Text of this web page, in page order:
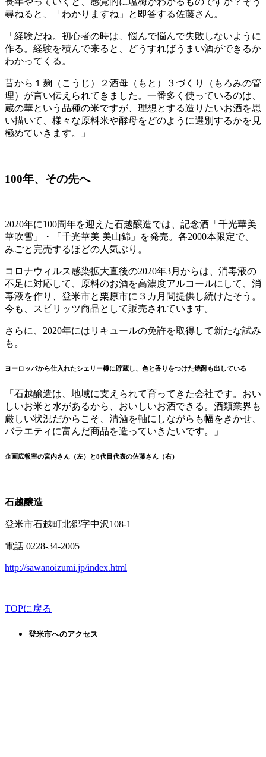
尋ねると、「わかりますね」と即答する佐藤さん。
「経験だね。初心者の時は、悩んで悩んで失敗しないように
作る。経験を積んで来ると、どうすればうまい酒ができるか
わかってくる。
昔から１麹（こうじ）２酒母（もと）３づくり（もろみの管
理）が言い伝えられてきました。一番多く使っているのは、
蔵の華という品種の米ですが、理想とする造りたいお酒を思
い描いて、様々な原料米や酵母をどのように選別するかを見
極めていきます。」
100年、その先へ
2020年に100周年を迎えた石越醸造では、記念酒「千光華美
華吹雪」・「千光華美 美山錦」を発売。各2000本限定で、
みごと完売するほどの人気ぶり。
コロナウィルス感染拡大直後の2020年3月からは、消毒液の
不足に対応して、原料のお酒を高濃度アルコールにして、消
毒液を作り、登米市と栗原市に３カ月間提供し続けたそう。
今も、スピリッツ商品として販売されています。
さらに、2020年にはリキュールの免許を取得して新たな試み
も。
ヨーロッパから仕入れたシェリー樽に貯蔵し、色と香りをつけた焼酎も出している
「石越醸造は、地域に支えられて育ってきた会社です。おい
しいお米と水があるから、おいしいお酒できる。酒類業界も
厳しい状況だからこそ、清酒を軸にしながらも幅をきかせ、
バラエティに富んだ商品を造っていきたいです。」
企画広報室の宮内さん（左）と8代目代表の佐藤さん（右）
石越醸造
登米市石越町北郷字中沢108-1
電話 0228-34-2005
http://sawanoizumi.jp/index.html
TOPに戻る
登米市へのアクセス